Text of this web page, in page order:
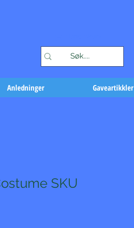
Anledninger Gaveartikkler
SKU